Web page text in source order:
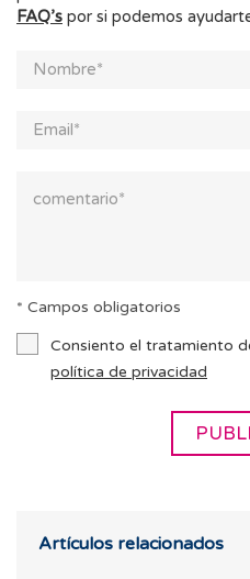
FAQ’s por si podemos
* Campos obligatorios
Consiento el tratamiento
política de privacidad
Artículos relacionados